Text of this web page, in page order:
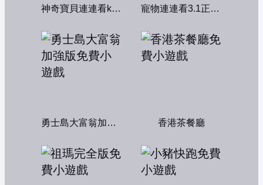
神奇寶貝連連看kawai版2004 寵物連連看3.1正式版
勇士島大富翁加強版 香港茶餐廳